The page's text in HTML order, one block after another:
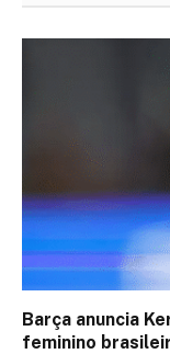
Barça anuncia
feminino